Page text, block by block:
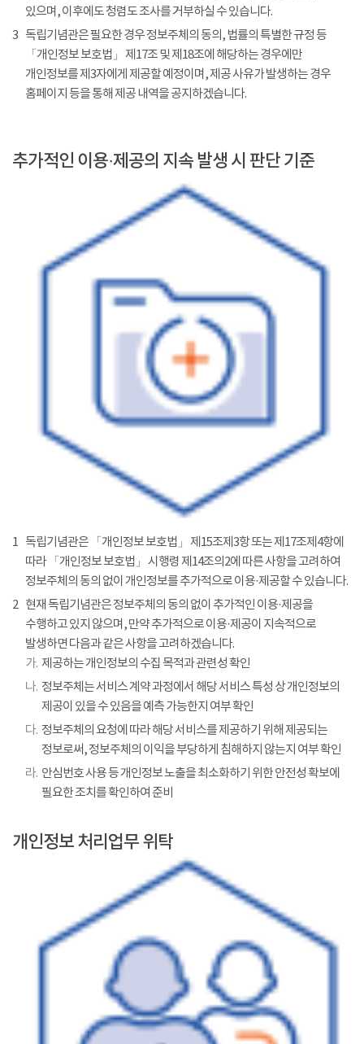
있으며, 이후에도 청렴도 조사를 거부하실 수 있습니다.
3 독립기념관은 필요한 경우 정보주체의 동의, 법률의 특별한 규정 등
「개인정보 보호법」 제17조 및 제18조에 해당하는 경우에만
개인정보를 제3자에게 제공할 예정이며, 제공 사유가 발생하는 경우
홈페이지 등을 통해 제공 내역을 공지하겠습니다.
추가적인 이용·제공의 지속 발생 시 판단 기준
1 독립기념관은 「개인정보 보호법」 제15조제3항 또는 제17조제4항에
따라 「개인정보 보호법」 시행령 제14조의2에 따른 사항을 고려하여
정보주체의 동의 없이 개인정보를 추가적으로 이용·제공할 수 있습니다.
2 현재 독립기념관은 정보주체의 동의 없이 추가적인 이용·제공을
수행하고 있지 않으며, 만약 추가적으로 이용·제공이 지속적으로
발생하면 다음과 같은 사항을 고려하겠습니다.
가. 제공하는 개인정보의 수집 목적과 관련성 확인
나. 정보주체는 서비스 계약 과정에서 해당 서비스 특성 상 개인정보의
제공이 있을 수 있음을 예측 가능한지 여부 확인
다. 정보주체의 요청에 따라 해당 서비스를 제공하기 위해 제공되는
정보로써, 정보주체의 이익을 부당하게 침해하지 않는지 여부 확인
라. 안심번호 사용 등 개인정보 노출을 최소화하기 위한 안전성 확보에
필요한 조치를 확인하여 준비
개인정보 처리업무 위탁